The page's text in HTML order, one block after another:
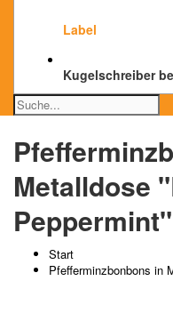
Label
Kugelschreiber
Metalldose
Peppermint"
Start
Pfefferminzbonbons in